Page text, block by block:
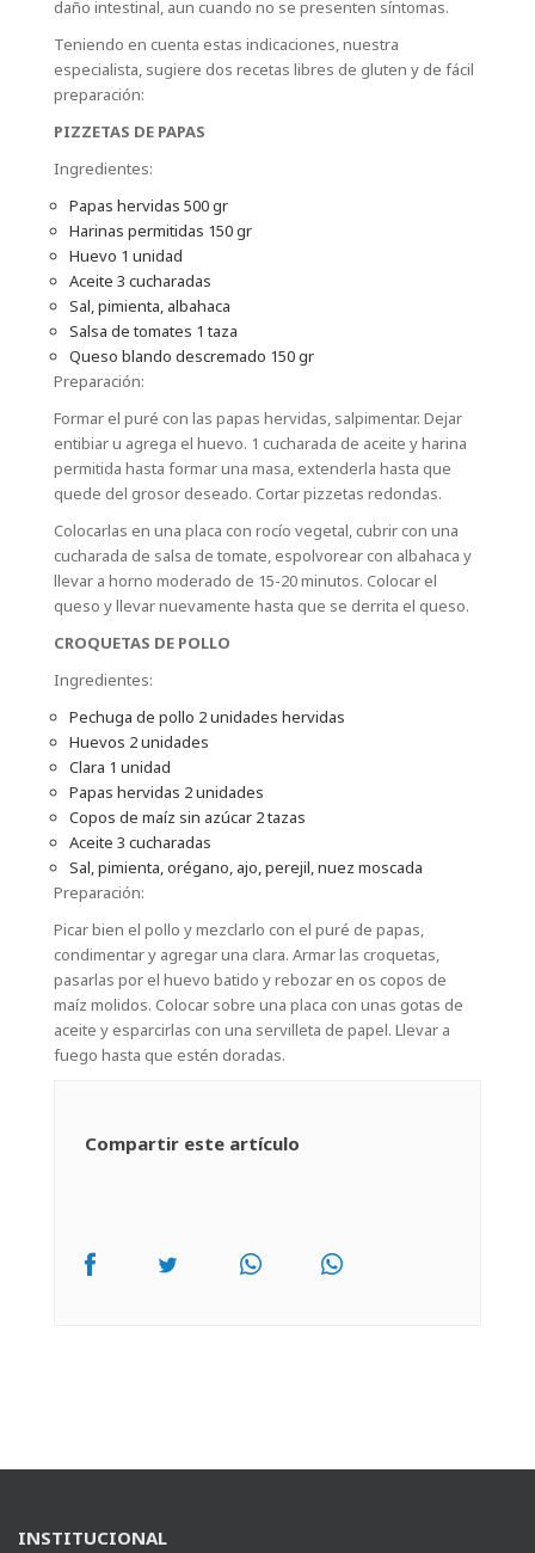
daño intestinal, aun cuando no se presenten síntomas.
Teniendo en cuenta estas indicaciones, nuestra
especialista, sugiere dos recetas libres de gluten y de fácil
preparación:
PIZZETAS DE PAPAS
Ingredientes:
Papas hervidas 500 gr
Harinas permitidas 150 gr
Huevo 1 unidad
Aceite 3 cucharadas
Sal, pimienta, albahaca
Salsa de tomates 1 taza
Queso blando descremado 150 gr
Preparación:
Formar el puré con las papas hervidas, salpimentar. Dejar
entibiar u agrega el huevo. 1 cucharada de aceite y harina
permitida hasta formar una masa, extenderla hasta que
quede del grosor deseado. Cortar pizzetas redondas.
Colocarlas en una placa con rocío vegetal, cubrir con una
cucharada de salsa de tomate, espolvorear con albahaca y
llevar a horno moderado de 15-20 minutos. Colocar el
queso y llevar nuevamente hasta que se derrita el queso.
CROQUETAS DE POLLO
Ingredientes:
Pechuga de pollo 2 unidades hervidas
Huevos 2 unidades
Clara 1 unidad
Papas hervidas 2 unidades
Copos de maíz sin azúcar 2 tazas
Aceite 3 cucharadas
Sal, pimienta, orégano, ajo, perejil, nuez moscada
Preparación:
Picar bien el pollo y mezclarlo con el puré de papas,
condimentar y agregar una clara. Armar las croquetas,
pasarlas por el huevo batido y rebozar en os copos de
maíz molidos. Colocar sobre una placa con unas gotas de
aceite y esparcirlas con una servilleta de papel. Llevar a
fuego hasta que estén doradas.
Compartir este artículo
INSTITUCIONAL